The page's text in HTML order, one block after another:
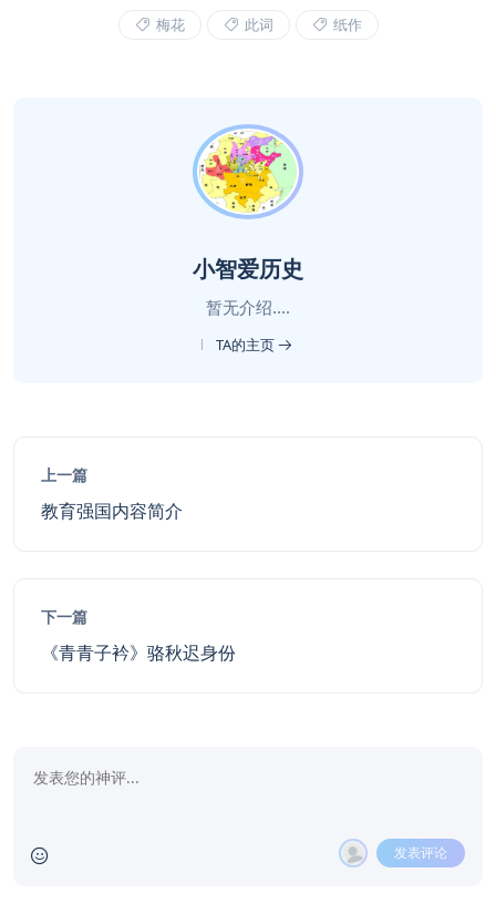
梅花 此词 纸作
小智爱历史
暂无介绍....
TA的主页
上一篇
教育强国内容简介
下一篇
《青青子衿》骆秋迟身份
发表评论